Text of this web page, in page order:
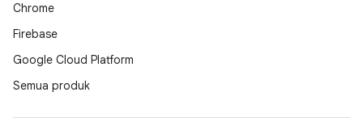
Chrome
Firebase
Google Cloud Platform
Semua produk